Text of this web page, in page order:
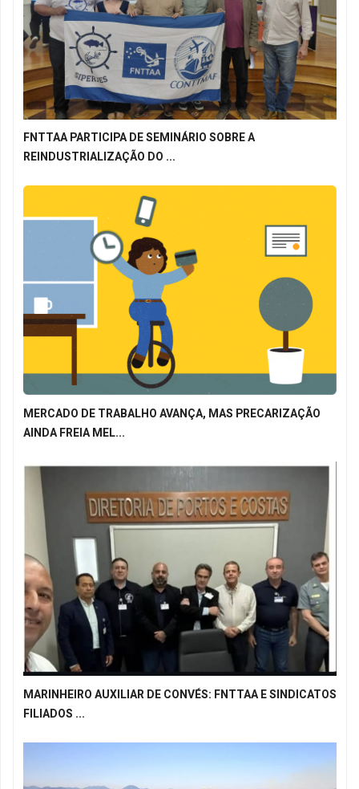
FNTTAA PARTICIPA DE SEMINÁRIO SOBRE A
REINDUSTRIALIZAÇÃO DO ...
MERCADO DE TRABALHO AVANÇA, MAS PRECARIZAÇÃO
AINDA FREIA MEL...
MARINHEIRO AUXILIAR DE CONVÉS: FNTTAA E SINDICATOS
FILIADOS ...